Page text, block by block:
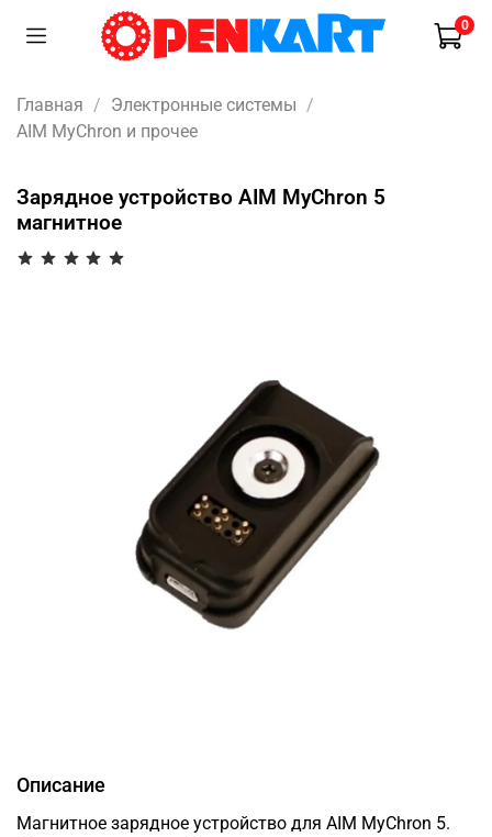
0
Главная
Электронные системы
AIM MyChron и прочее
Зарядное устройство AIM MyChron 5
магнитное
Описание
Магнитное зарядное устройство для AIM MyChron 5.